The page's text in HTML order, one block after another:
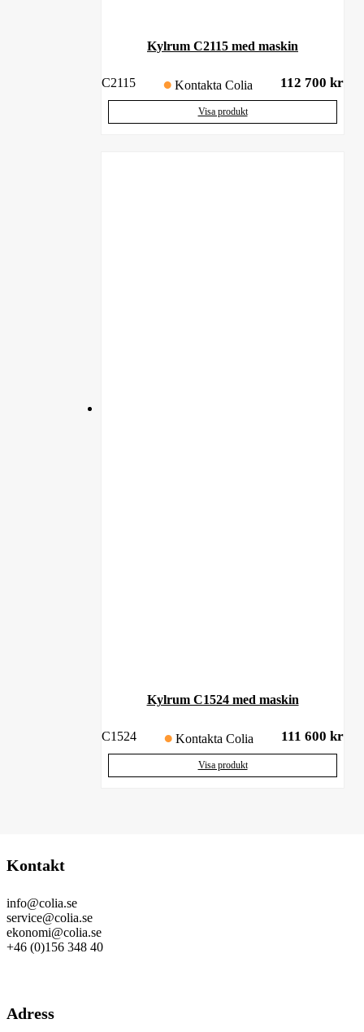
Kylrum C2115 med maskin
C2115 Kontakta Colia 112 700 kr
Visa produkt
Kylrum C1524 med maskin
C1524 Kontakta Colia 111 600 kr
Visa produkt
Kontakt
info@colia.se
service@colia.se
ekonomi@colia.se
+46 (0)156 348 40
Adress